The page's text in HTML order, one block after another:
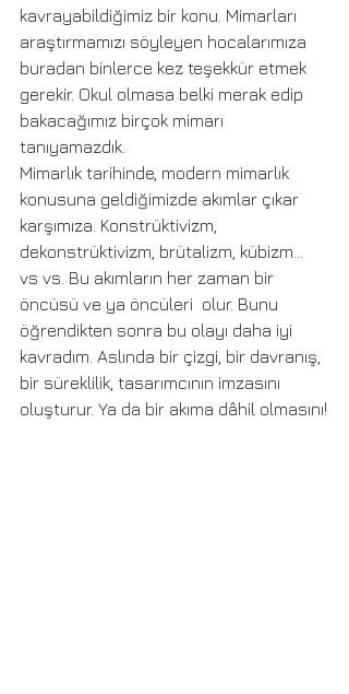
kavrayabildiğimiz bir konu. Mimarları
araştırmamızı söyleyen hocalarımıza
buradan binlerce kez teşekkür etmek
gerekir. Okul olmasa belki merak edip
bakacağımız birçok mimarı
tanıyamazdık.
Mimarlık tarihinde, modern mimarlık
konusuna geldiğimizde akımlar çıkar
karşımıza. Konstrüktivizm,
dekonstrüktivizm, brütalizm, kübizm…
vs vs. Bu akımların her zaman bir
öncüsü ve ya öncüleri  olur. Bunu
öğrendikten sonra bu olayı daha iyi
kavradım. Aslında bir çizgi, bir davranış,
bir süreklilik, tasarımcının imzasını
oluşturur. Ya da bir akıma dâhil olmasını!